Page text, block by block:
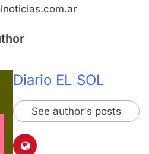
Diario EL SOL
See author's posts